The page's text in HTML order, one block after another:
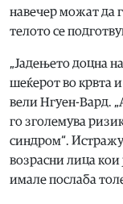
навечер можат да
телото се
„Јадењето доцна
шеќерот во крвта
вели Нгуен-Вард.
го зголемува
синдром“.
возрасни лица кои
имале послаба